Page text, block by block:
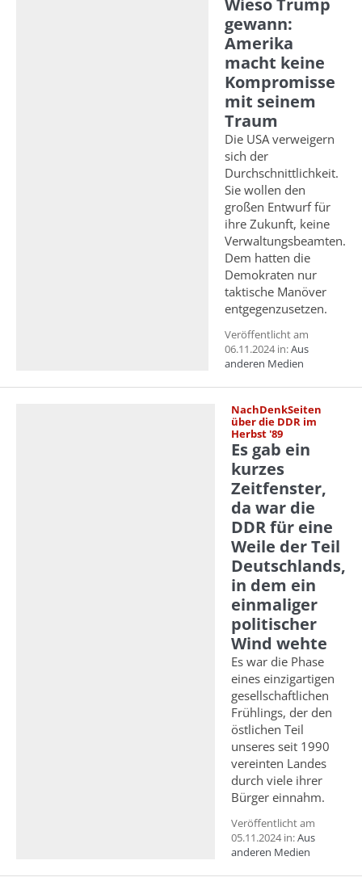
Wieso Trump
gewann:
Amerika
macht keine
Kompromisse
mit seinem
Traum
Die USA verweigern
sich der
Durchschnittlichkeit.
Sie wollen den
großen Entwurf für
ihre Zukunft, keine
Verwaltungsbeamten.
Dem hatten die
Demokraten nur
taktische Manöver
entgegenzusetzen.
Veröffentlicht am
06.11.2024 in:Aus
anderen Medien
NachDenkSeiten
über die DDR im
Herbst '89
Es gab ein
kurzes
Zeitfenster,
da war die
DDR für eine
Weile der Teil
Deutschlands,
in dem ein
einmaliger
politischer
Wind wehte
Es war die Phase
eines einzigartigen
gesellschaftlichen
Frühlings, der den
östlichen Teil
unseres seit 1990
vereinten Landes
durch viele ihrer
Bürger einnahm.
Veröffentlicht am
05.11.2024 in:Aus
anderen Medien